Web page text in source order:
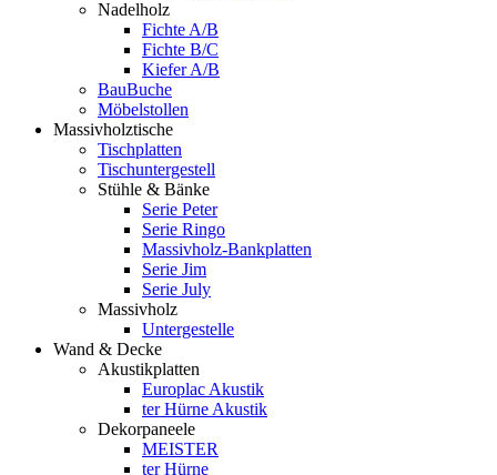
Nadelholz
Fichte A/B
Fichte B/C
Kiefer A/B
BauBuche
Möbelstollen
Massivholztische
Tischplatten
Tischuntergestell
Stühle & Bänke
Serie Peter
Serie Ringo
Massivholz-Bankplatten
Serie Jim
Serie July
Massivholz
Untergestelle
Wand & Decke
Akustikplatten
Europlac Akustik
ter Hürne Akustik
Dekorpaneele
MEISTER
ter Hürne